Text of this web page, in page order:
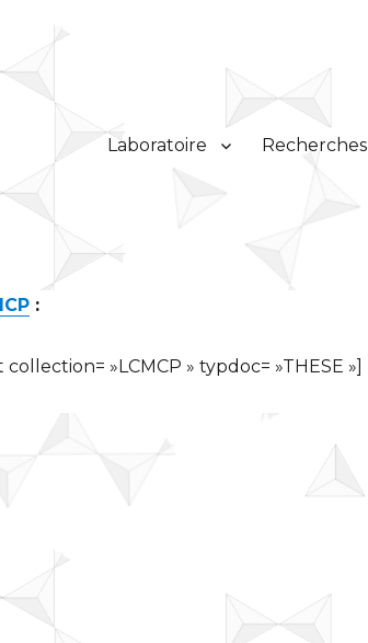
Laboratoire Recherches
:
»LCMCP » typdoc= »THESE »]